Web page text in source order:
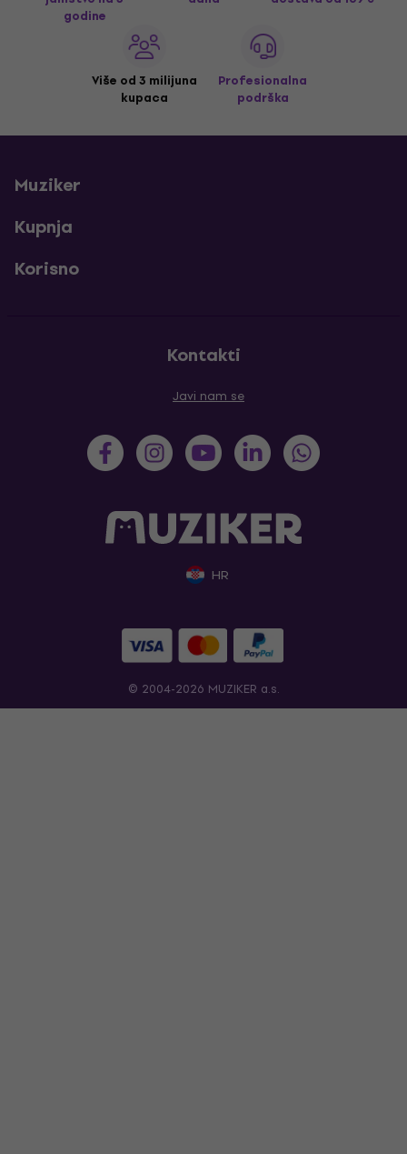
godine
Više od 3 milijuna
kupaca
Profesionalna
podrška
Muziker
Kupnja
Korisno
Kontakti
Javi nam se
HR
© 2004-2026 MUZIKER a.s.